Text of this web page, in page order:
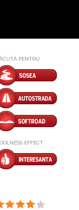
PENTRU
EFFECT